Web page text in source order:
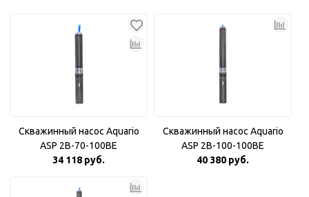
Скважинный насос Aquario
ASP 2B-70-100BE
34 118 руб.
Скважинный насос Aquario
ASP 2B-100-100BE
40 380 руб.